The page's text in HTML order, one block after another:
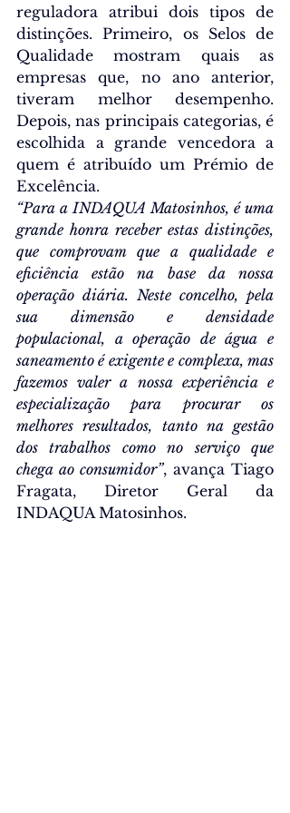
reguladora atribui dois tipos de
distinções. Primeiro, os Selos de
Qualidade mostram quais as
empresas que, no ano anterior,
tiveram melhor desempenho.
Depois, nas principais categorias, é
escolhida a grande vencedora a
quem é atribuído um Prémio de
Excelência.
“Para a INDAQUA Matosinhos, é uma
grande honra receber estas distinções,
que comprovam que a qualidade e
eficiência estão na base da nossa
operação diária. Neste concelho, pela
sua dimensão e densidade
populacional, a operação de água e
saneamento é exigente e complexa, mas
fazemos valer a nossa experiência e
especialização para procurar os
melhores resultados, tanto na gestão
dos trabalhos como no serviço que
chega ao consumidor”, avança Tiago
Fragata, Diretor Geral da
INDAQUA Matosinhos.